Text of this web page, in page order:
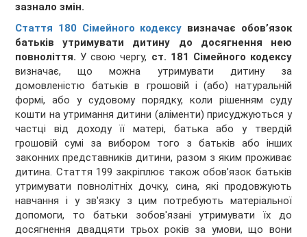
зазнало змін.
Стаття 180 Сімейного кодексу визначає обов’язок
батьківутримувати дитину до досягнення нею
повноліття. У свою чергу, ст. 181 Сімейного кодексу
визначає, що можна утримувати дитину за
домовленістю батьків в грошовій і (або) натуральній
формі, або у судовому порядку, коли рішенням суду
кошти на утримання дитини (аліменти) присуджуються у
частці від доходу її матері, батька або у твердій
грошовій сумі за вибором того з батьків або інших
законних представників дитини, разом з яким проживає
дитина. Стаття 199 закріплює також обов’язок батьків
утримувати повнолітніх дочку, сина, які продовжують
навчання і у зв'язку з цим потребують матеріальної
допомоги, то батьки зобов'язані утримувати їх до
досягнення двадцяти трьох років за умови, що вони